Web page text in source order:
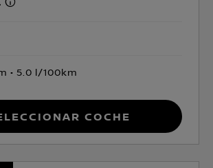
5.0 l/100km
coche